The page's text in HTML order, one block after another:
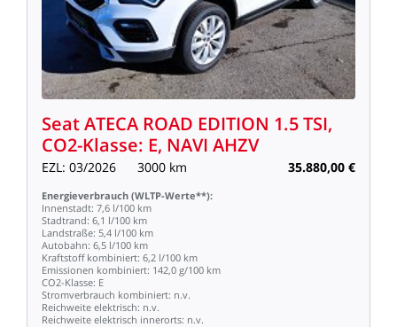
SeatATECA ROAD EDITION 1.5TSI,
CO2-Klasse: E, NAVI AHZV
EZL: 03/2026 3000 km 35.880,00 €
Energieverbrauch (WLTP-Werte**):
Innenstadt: 7,6 l/100 km
Stadtrand: 6,1 l/100 km
Landstraße: 5,4 l/100 km
Autobahn: 6,5 l/100 km
Kraftstoff kombiniert: 6,2 l/100 km
Emissionen kombiniert: 142,0 g/100 km
CO2-Klasse: E
Stromverbrauch kombiniert: n.v.
Reichweite elektrisch: n.v.
Reichweite elektrisch innerorts: n.v.